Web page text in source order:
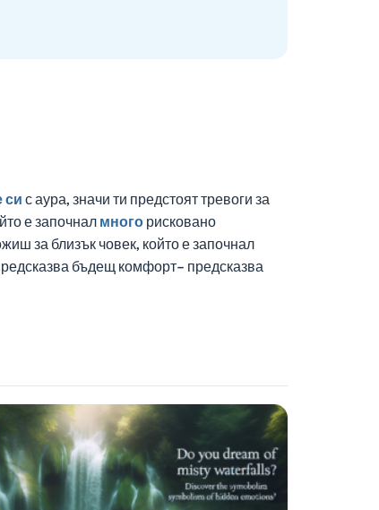
си с аура, значи ти предстоят тревоги за
е започнал много рисковано
за близък човек, който е започнал
бъдещ комфорт– предсказва